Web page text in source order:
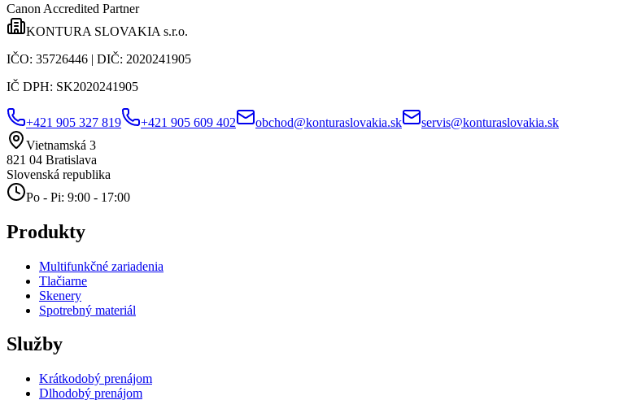
Canon Accredited Partner
KONTURA SLOVAKIA s.r.o.
IČO: 35726446 | DIČ: 2020241905
IČ DPH: SK2020241905
+421 905 327 819 +421 905 609 402 obchod@konturaslovakia.sk
servis@konturaslovakia.sk
Vietnamská 3
821 04 Bratislava
Slovenská republika
Po - Pi: 9:00 - 17:00
Produkty
Multifunkčné zariadenia
Tlačiarne
Skenery
Spotrebný materiál
Služby
Krátkodobý prenájom
Dlhodobý prenájom